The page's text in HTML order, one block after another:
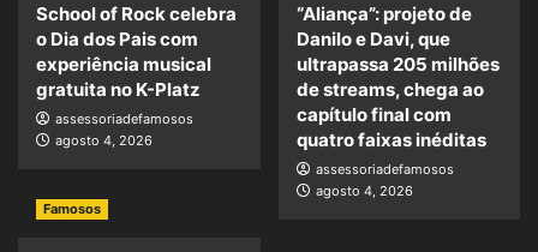
School of Rock celebra
o Dia dos Pais com
experiência musical
gratuita no K-Platz
assessoriadefamosos
agosto 4, 2026
“Aliança”: projeto de
Danilo e Davi, que
ultrapassa 205 milhões
de streams, chega ao
capítulo final com
quatro faixas inéditas
assessoriadefamosos
agosto 4, 2026
Famosos